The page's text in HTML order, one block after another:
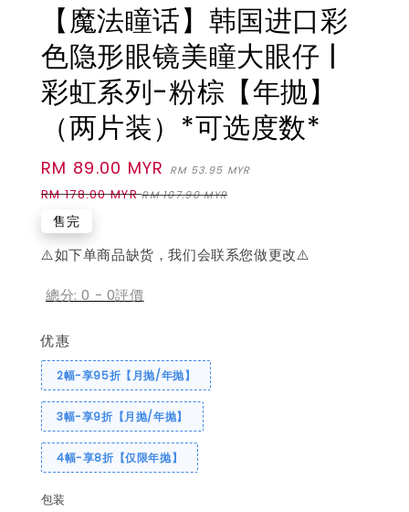
【魔法瞳话】韩国进口彩
色隐形眼镜美瞳大眼仔 |
彩虹系列-粉棕【年抛】
（两片装）*可选度数*
Sale
price
RM 89.00 MYR RM 53.95 MYR
RM 178.00 MYR RM 107.90 MYR
售完
⚠️如下单商品缺货，我们会联系您做更改⚠️
總分:0 - 0評價
优惠
2幅-享95折【月抛/年抛】
3幅-享9折【月抛/年抛】
4幅-享8折【仅限年抛】
包装